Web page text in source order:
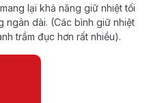
lại khả năng giữ nhiệt tối
ngân dài. (Các bình giữ nhiệt
trầm đục hơn rất nhiều).